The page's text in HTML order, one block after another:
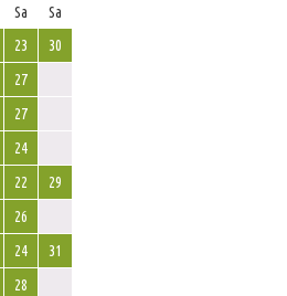
Sa
Sa
23
30
27
27
24
22
29
26
24
31
28